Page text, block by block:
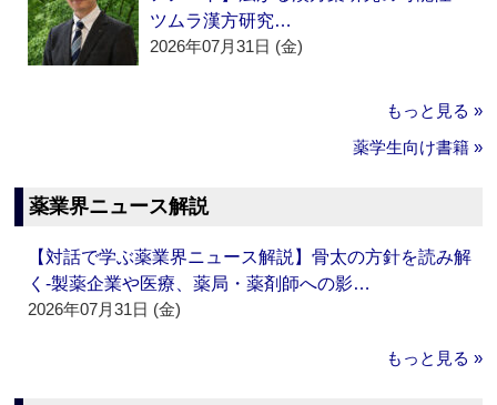
ツムラ漢方研究…
2026年07月31日 (金)
もっと見る »
薬学生向け書籍 »
薬業界ニュース解説
【対話で学ぶ薬業界ニュース解説】骨太の方針を読み解
く‐製薬企業や医療、薬局・薬剤師への影…
2026年07月31日 (金)
もっと見る »